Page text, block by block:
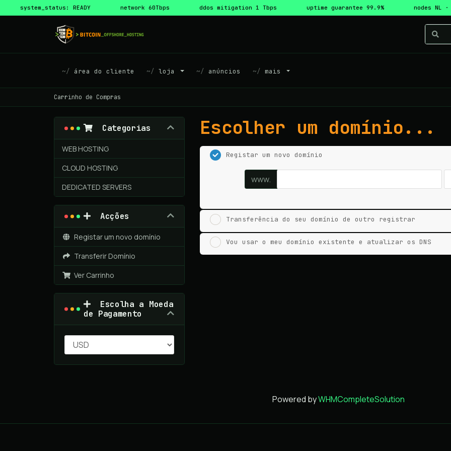
system_status: READY network 60Tbps ddos mitigation 1 Tbps uptime guarantee 99.9% nodes NL ·
área do cliente loja anúncios mais
Carrinho de Compras
Categorias
WEB HOSTING
CLOUD HOSTING
DEDICATED SERVERS
Acções
Registar um novo domínio
Transferir Domínio
Ver Carrinho
Escolha a Moeda
de Pagamento
Escolher um domínio...
Registar um novo domínio
www.
Transferência do seu domínio de outro registrar
Vou usar o meu domínio existente e atualizar os DNS
Powered byWHMCompleteSolution